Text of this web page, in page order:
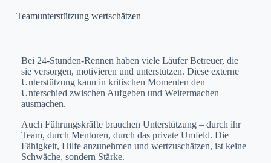
Teamunterstützung wertschätzen
Bei 24-Stunden-Rennen haben viele Läufer Betreuer, die
sie versorgen, motivieren und unterstützen. Diese externe
Unterstützung kann in kritischen Momenten den
Unterschied zwischen Aufgeben und Weitermachen
ausmachen.
Auch Führungskräfte brauchen Unterstützung – durch ihr
Team, durch Mentoren, durch das private Umfeld. Die
Fähigkeit, Hilfe anzunehmen und wertzuschätzen, ist keine
Schwäche, sondern Stärke.